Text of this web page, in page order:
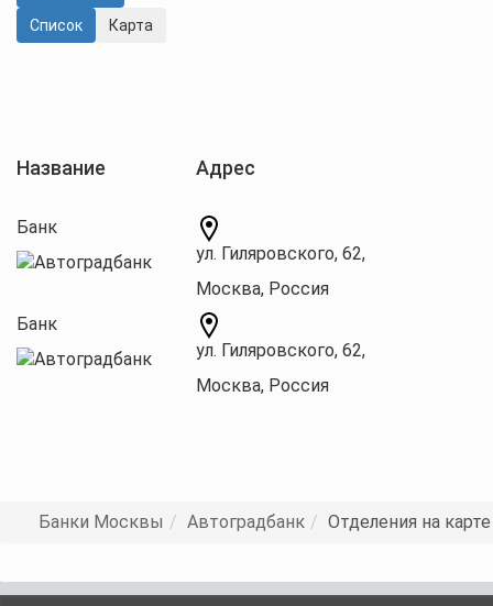
Cписок
Карта
Название Адрес
Банк
ул. Гиляровского, 62,
Москва, Россия
Банк
ул. Гиляровского, 62,
Москва, Россия
Банки Москвы Автоградбанк Отделения на карте